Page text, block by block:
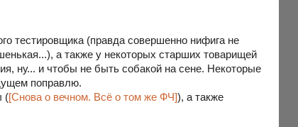
тестировщика (правда совершенно нифига не
а также у некоторых старших товарищей
ну... и чтобы не быть собакой на сене. Некоторые
поправлю.
([Снова о вечном. Всё о том же ФЧ]), а также